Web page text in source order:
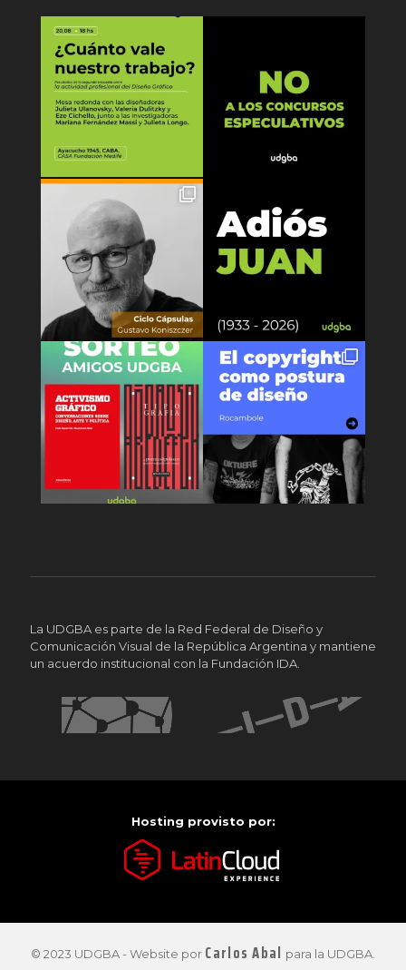
La UDGBA es parte de la Red Federal de Diseño y
Comunicación Visual de la República Argentina y mantiene
un acuerdo institucional con la Fundación IDA.
Hosting provisto por:
© 2023 UDGBA - Website por Carlos Abal para la UDGBA.